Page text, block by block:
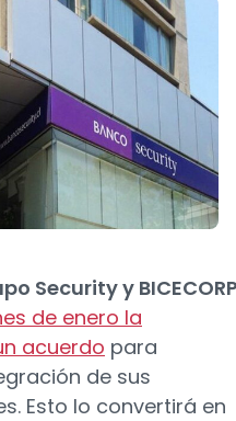
Security y
de enero la
acuerdo para
de sus
Esto lo convertirá en